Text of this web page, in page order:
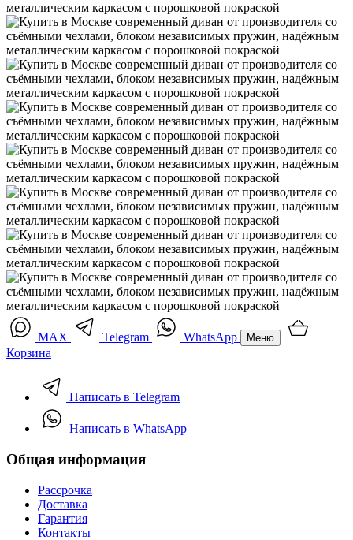
MAX Telegram WhatsApp Меню
Корзина
Написать в Telegram
Написать в WhatsApp
Общая информация
Рассрочка
Доставка
Гарантия
Контакты